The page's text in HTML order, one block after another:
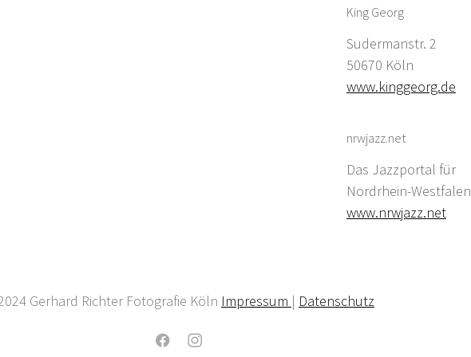
King Georg
Sudermanstr. 2
50670 Köln
www.kinggeorg.de
nrwjazz.net
Das Jazzportal für
Nordrhein-Westfalen
www.nrwjazz.net
Gerhard Richter Fotografie Köln Impressum | Datenschutz
FacebookInstagram